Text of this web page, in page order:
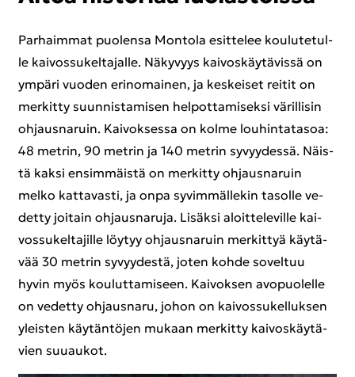
Par­haim­mat puo­len­sa Mon­to­la esit­te­lee kou­lu­te­tul­
le kai­vos­su­kel­ta­jal­le. Nä­ky­vyys kai­vos­käy­tä­vis­sä on
ym­pä­ri vuo­den erin­omai­nen, ja kes­kei­set rei­tit on
mer­kit­ty suun­nis­ta­mi­sen hel­pot­ta­mi­sek­si vä­ril­li­sin
oh­jaus­na­ruin. Kai­vok­ses­sa on kolme lou­hin­ta­ta­soa:
48 met­rin, 90 met­rin ja 140 met­rin sy­vyy­des­sä. Näis­
tä kaksi en­sim­mäis­tä on mer­kit­ty oh­jaus­na­ruin
melko kat­ta­vas­ti, ja onpa sy­vim­mäl­le­kin ta­sol­le ve­
det­ty joi­tain oh­jaus­na­ru­ja. Li­säk­si aloit­te­le­vil­le kai­
vos­su­kel­ta­jil­le löy­tyy oh­jaus­na­ruin mer­kit­tyä käy­tä­
vää 30 met­rin sy­vyy­des­tä, joten kohde so­vel­tuu
hyvin myös kou­lut­ta­mi­seen. Kai­vok­sen avo­puo­lel­le
on ve­det­ty oh­jaus­na­ru, johon on kai­vos­su­kel­luk­sen
yleis­ten käy­tän­tö­jen mu­kaan mer­kit­ty kai­vos­käy­tä­
vien suu­au­kot.